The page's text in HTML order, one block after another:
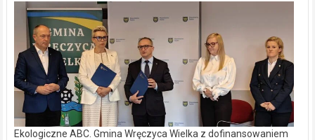
Ekologiczne ABC. Gmina Wręczyca Wielka z dofinansowaniem